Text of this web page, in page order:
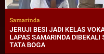
Samarinda
JERUJI BESI JADI KELAS
LAPAS SAMARINDA DIBEKALI
TATA BOGA